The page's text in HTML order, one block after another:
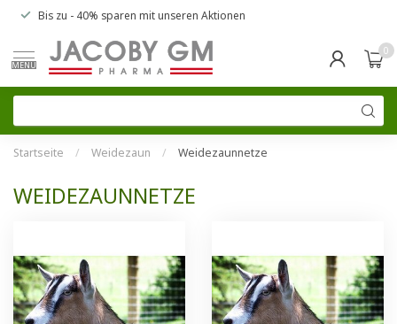
Bis zu - 40% sparen mit unseren Aktionen
MENU
0
Startseite / Weidezaun / Weidezaunnetze
WEIDEZAUNNETZE